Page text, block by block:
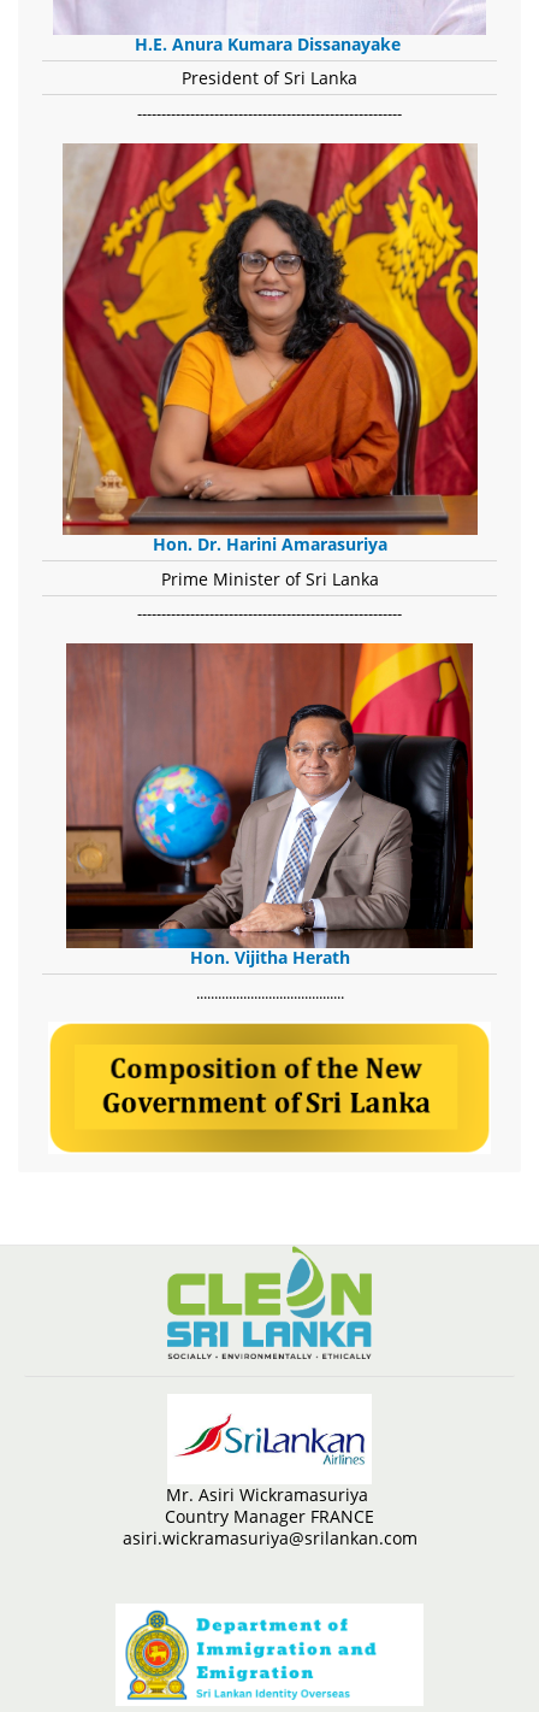
H.E. Anura Kumara Dissanayake
President of Sri Lanka
-------------------------------------------------------
Hon. Dr. Harini Amarasuriya
Prime Minister of Sri Lanka
-------------------------------------------------------
Hon. Vijitha Herath
​.........................................
Mr. Asiri Wickramasuriya
Country Manager FRANCE
asiri.wickramasuriya@srilankan.com